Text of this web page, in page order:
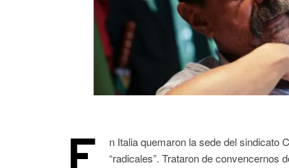
n Italia quemaron la sede del sindicato
“radicales”. Trataron de convencernos